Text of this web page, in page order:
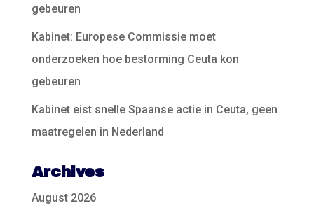
gebeuren
Kabinet: Europese Commissie moet
onderzoeken hoe bestorming Ceuta kon
gebeuren
Kabinet eist snelle Spaanse actie in Ceuta, geen
maatregelen in Nederland
Archives
August 2026